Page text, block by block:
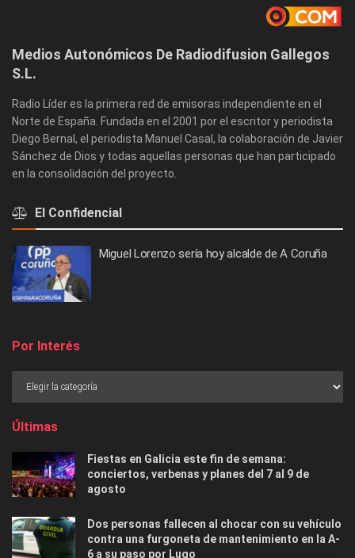
Medios Autonómicos De Radiodifusion Gallegos
S.L.
Radio Líder es la primera red de emisoras independiente en el
Norte de España. Fundada en el 2001 por el escritor y periodista
Diego Bernal, el periodista Manuel Casal, la colaboración de Javier
Sánchez de Dios y todas aquellas personas que han participado
en la consolidación del proyecto.
El Confidencial
Miguel Lorenzo sería hoy alcalde de A Coruña
Por Interés
Últimas
Fiestas en Galicia este fin de semana:
conciertos, verbenas y planes del 7 al 9 de
agosto
Dos personas fallecen al chocar con su vehículo
contra una furgoneta de mantenimiento en la A-
6 a su paso por Lugo